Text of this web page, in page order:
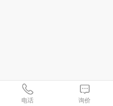
电话 询价